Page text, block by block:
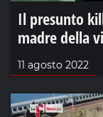
Il presunto
madre della
11 agosto 2022